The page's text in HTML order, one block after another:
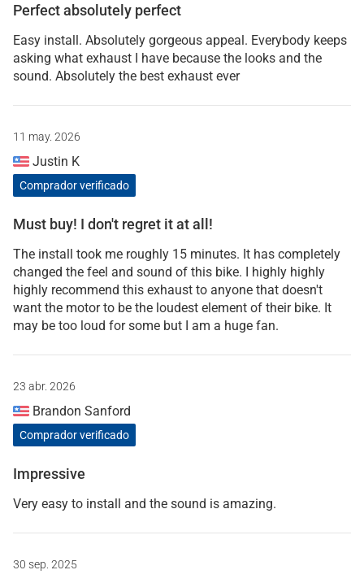
Perfect absolutely perfect
Easy install. Absolutely gorgeous appeal. Everybody keeps
asking what exhaust I have because the looks and the
sound. Absolutely the best exhaust ever
11 may. 2026
Justin K
Comprador verificado
Must buy! I don't regret it at all!
The install took me roughly 15 minutes. It has completely
changed the feel and sound of this bike. I highly highly
highly recommend this exhaust to anyone that doesn't
want the motor to be the loudest element of their bike. It
may be too loud for some but I am a huge fan.
23 abr. 2026
Brandon Sanford
Comprador verificado
Impressive
Very easy to install and the sound is amazing.
30 sep. 2025